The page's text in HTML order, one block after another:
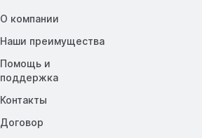
О компании
Наши преимущества
Помощь и
поддержка
Контакты
Договор